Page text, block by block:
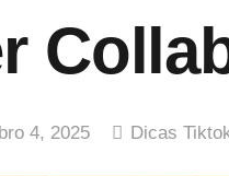
4, 2025 Dicas